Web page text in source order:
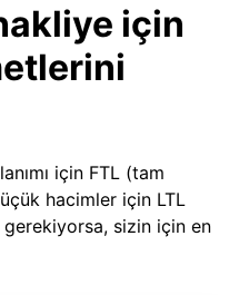
için
için FTL (tam
hacimler için LTL
sizin için en